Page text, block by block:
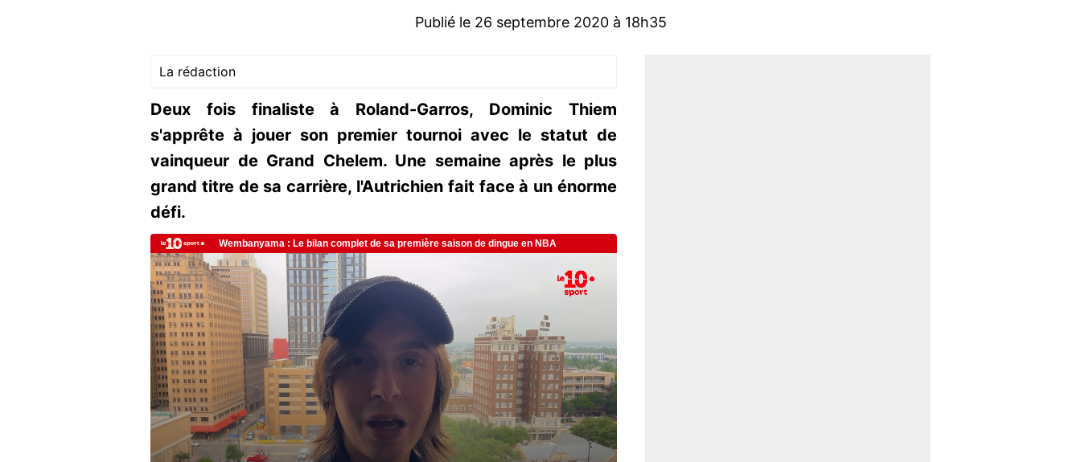
Publié le 26 septembre 2020 à 18h35
La rédaction
Deux fois finaliste à Roland-Garros, Dominic Thiem
s'apprête à jouer son premier tournoi avec le statut de
vainqueur de Grand Chelem. Une semaine après le plus
grand titre de sa carrière, l'Autrichien fait face à un énorme
défi.